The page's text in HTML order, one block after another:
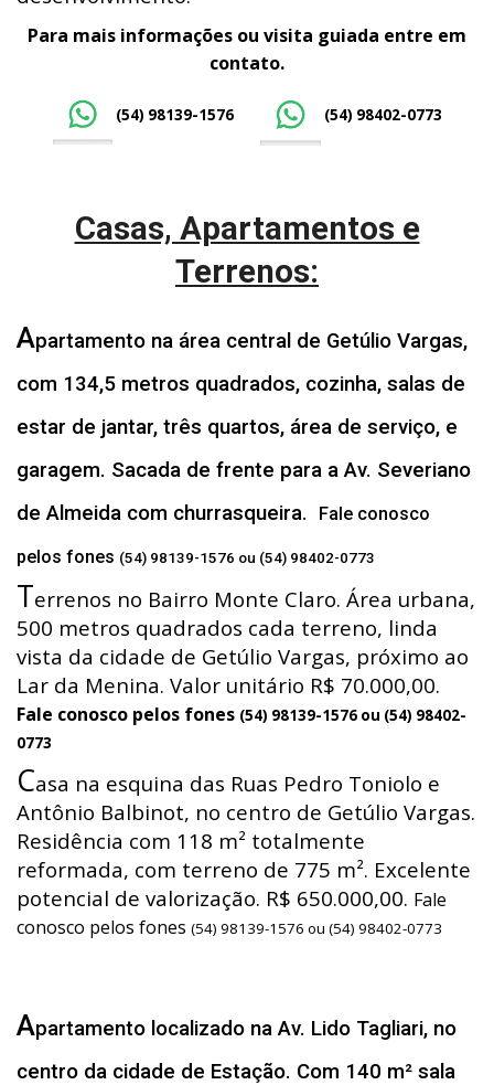
Para mais informações ou visita guiada entre em
contato.
(54) 98139-1576 (54) 98402-0773
Casas, Apartamentos e
Terrenos:
Apartamento na área central de Getúlio Vargas,
com 134,5 metros quadrados, cozinha, salas de
estar de jantar, três quartos, área de serviço, e
garagem. Sacada de frente para a Av. Severiano
de Almeida com churrasqueira.
Fale conosco
pelos fones (54) 98139-1576 ou (54) 98402-0773
Terrenos no Bairro Monte Claro. Área urbana,
500 metros quadrados cada terreno, linda
vista da cidade de Getúlio Vargas, próximo ao
Lar da Menina. Valor unitário R$ 70.000,00.
Fale conosco pelos fones (54) 98139-1576 ou (54) 98402-
0773
Casa na esquina das Ruas Pedro Toniolo e
Antônio Balbinot, no centro de Getúlio Vargas.
Residência com 118 m² totalmente
reformada, com terreno de 775 m². Excelente
potencial de valorização. R$ 650.000,00. Fale
conosco pelos fones (54) 98139-1576 ou (54) 98402-0773
Apartamento localizado na Av. Lido Tagliari, no
centro da cidade de Estação. Com 140 m² sala